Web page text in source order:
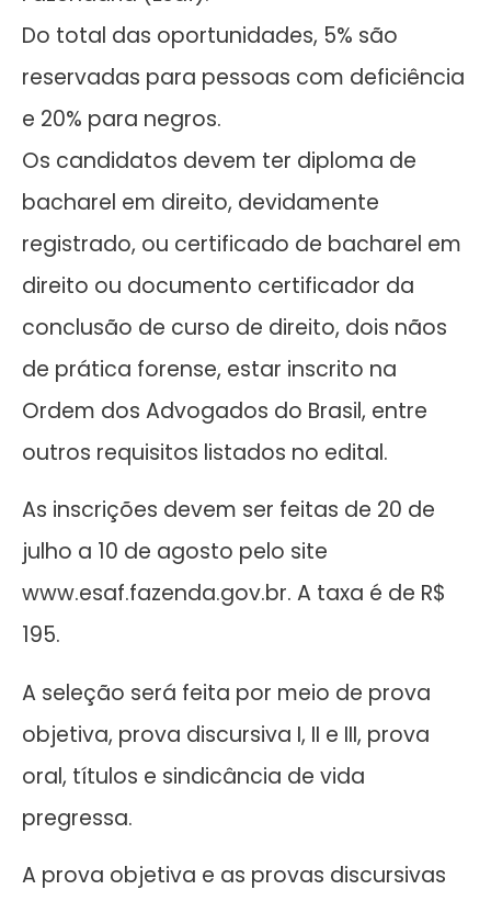
Do total das oportunidades, 5% são
reservadas para pessoas com deficiência
e 20% para negros.
Os candidatos devem ter diploma de
bacharel em direito, devidamente
registrado, ou certificado de bacharel em
direito ou documento certificador da
conclusão de curso de direito, dois nãos
de prática forense, estar inscrito na
Ordem dos Advogados do Brasil, entre
outros requisitos listados no edital.
As inscrições devem ser feitas de 20 de
julho a 10 de agosto pelo site
www.esaf.fazenda.gov.br. A taxa é de R$
195.
A seleção será feita por meio de prova
objetiva, prova discursiva I, II e III, prova
oral, títulos e sindicância de vida
pregressa.
A prova objetiva e as provas discursivas